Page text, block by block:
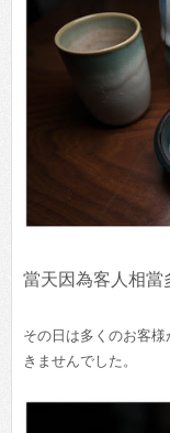
當天因為客人相當
その日は多くのお客
きませんでした。